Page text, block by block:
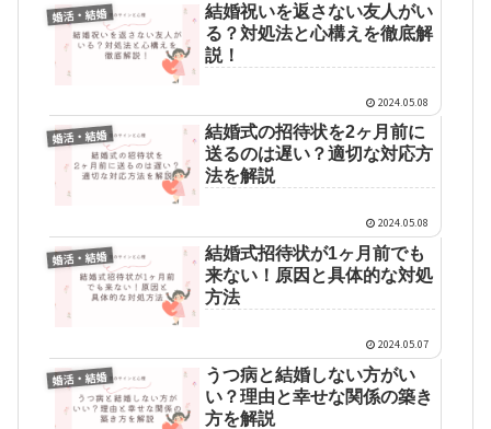
婚活・結婚
結婚祝いを返さない友人がい
る？対処法と心構えを徹底解
説！
2024.05.08
婚活・結婚
結婚式の招待状を2ヶ月前に
送るのは遅い？適切な対応方
法を解説
2024.05.08
婚活・結婚
結婚式招待状が1ヶ月前でも
来ない！原因と具体的な対処
方法
2024.05.07
婚活・結婚
うつ病と結婚しない方がい
い？理由と幸せな関係の築き
方を解説